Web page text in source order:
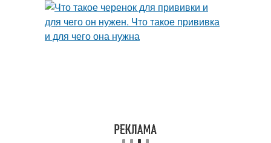
Черенок для
прививания
Весенняя прививка